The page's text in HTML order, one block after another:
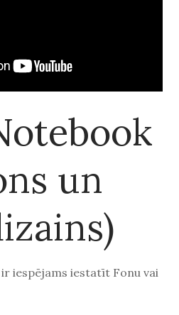
un
iespējams iestatīt Fonu vai